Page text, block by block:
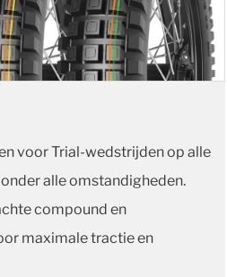
voor Trial-wedstrijden op alle
alle omstandigheden.
compound en
maximale tractie en